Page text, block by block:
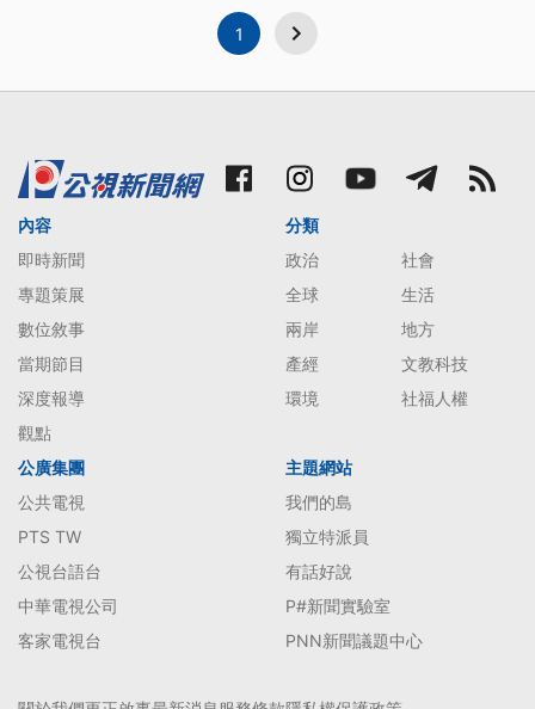
1
內容
即時新聞
專題策展
數位敘事
當期節目
深度報導
觀點
分類
政治
社會
全球
生活
兩岸
地方
產經
文教科技
環境
社福人權
公廣集團
公共電視
PTS TW
公視台語台
中華電視公司
客家電視台
主題網站
我們的島
獨立特派員
有話好說
P#新聞實驗室
PNN新聞議題中心